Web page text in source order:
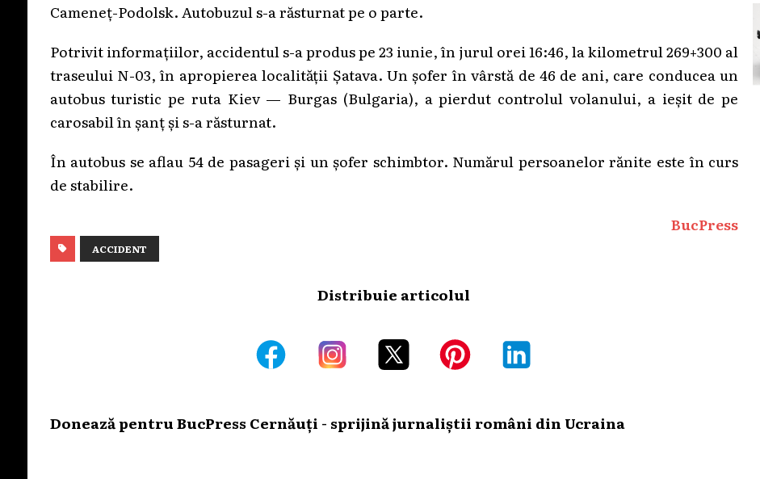
Cameneț-Podolsk. Autobuzul s-a răsturnat pe o parte.
Potrivit informațiilor, accidentul s-a produs pe 23 iunie, în jurul orei 16:46, la kilometrul 269+300 al
traseului N-03, în apropierea localității Șatava. Un șofer în vârstă de 46 de ani, care conducea un
autobus turistic pe ruta Kiev — Burgas (Bulgaria), a pierdut controlul volanului, a ieșit de pe
carosabil în șanț și s-a răsturnat.
În autobus se aflau 54 de pasageri și un șofer schimbtor. Numărul persoanelor rănite este în curs
de stabilire.
BucPress
ACCIDENT
Distribuie articolul
Donează pentru BucPress Cernăuți - sprijină jurnaliștii români din Ucraina